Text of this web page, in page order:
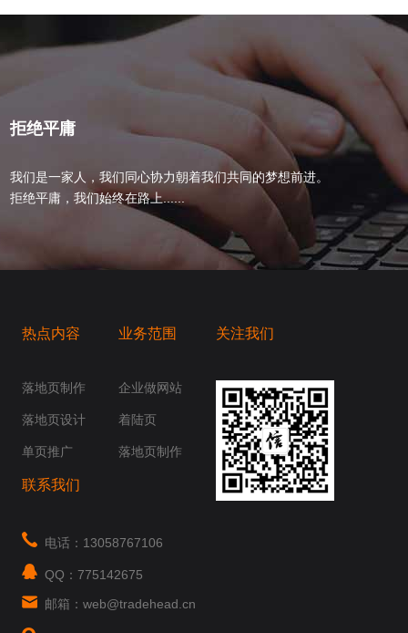
拒绝平庸
我们是一家人，我们同心协力朝着我们共同的梦想前进。
拒绝平庸，我们始终在路上......
热点内容
落地页制作
落地页设计
单页推广
业务范围
企业做网站
着陆页
落地页制作
关注我们
联系我们
电话：13058767106
QQ：775142675
邮箱：web@tradehead.cn